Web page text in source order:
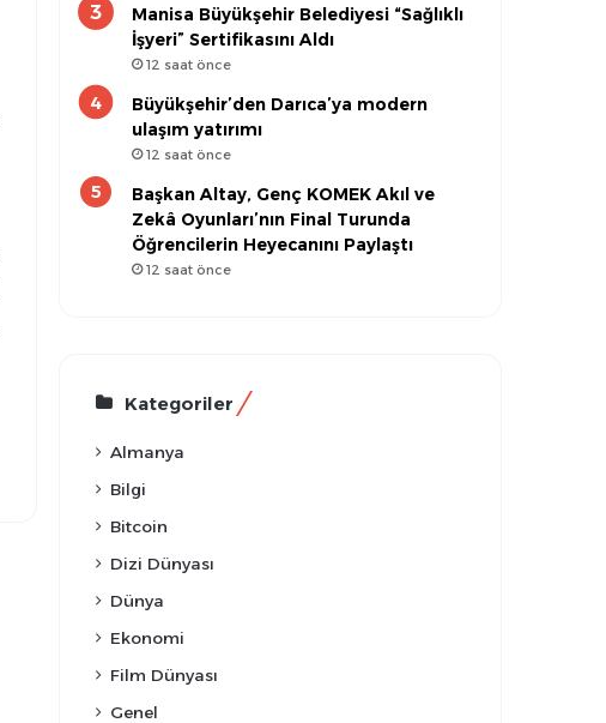
Manisa Büyükşehir Belediyesi “Sağlıklı
İşyeri” Sertifikasını Aldı
12 saat önce
Büyükşehir’den Darıca’ya modern
ulaşım yatırımı
12 saat önce
Başkan Altay, Genç KOMEK Akıl ve
Zekâ Oyunları’nın Final Turunda
Öğrencilerin Heyecanını Paylaştı
12 saat önce
Kategoriler
Almanya
Bilgi
Bitcoin
Dizi Dünyası
Dünya
Ekonomi
Film Dünyası
Genel